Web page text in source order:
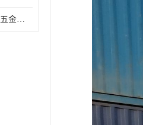
丹阳|张家港|启东|姜堰五金机电工具出口乌兰巴托怎么运输较划算